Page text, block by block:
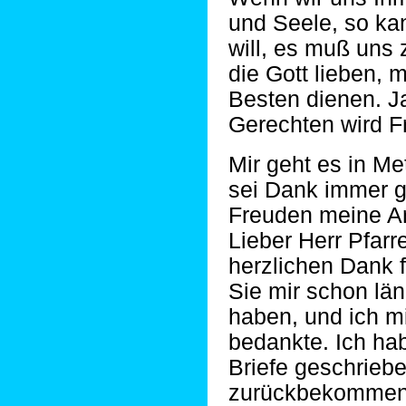
und Seele, so
will, es muß uns
die Gott lieben,
Besten dienen.
Gerechten wird
Mir geht es in
sei Dank immer
Freuden meine
Lieber Herr
herzlichen Dank
Sie mir schon
haben, und ich
bedankte. Ich
Briefe